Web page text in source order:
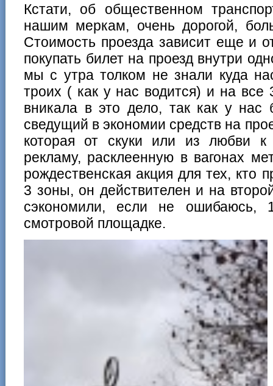
Кстати, об общественном
нашим меркам, очень дорогой,
Стоимость проезда зависит еще и
покупать билет на проезд внутри
мы с утра толком не знали куда
троих ( как у нас водится) и на
вникала в это дело, так как у
сведущий в экономии средств на
которая от скуки или из любви к
рекламу, расклеенную в вагонах
рождественская акция для тех, кто
3 зоны, он действителен и на
сэкономили, если не
смотровой площадке.